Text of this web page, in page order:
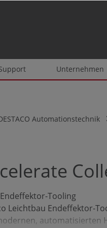
Unternehmen
Automationstechnik
Tooling
Leichtbau Endeffektor-
automatisierten